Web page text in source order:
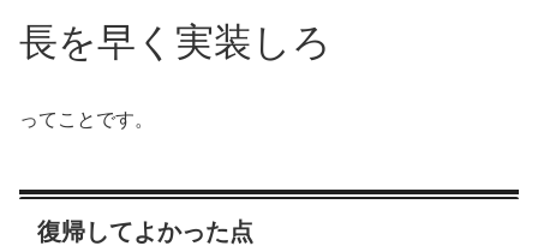
長を早く実装しろ
ってことです。
復帰してよかった点